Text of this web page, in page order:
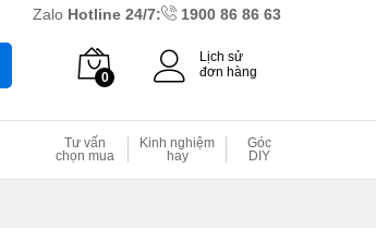
Zalo Hotline 24/7: 1900 86 86 63
0
Lịch sử
đơn hàng
Tư vấn
chọn mua
Kinh nghiệm
hay
Góc
DIY